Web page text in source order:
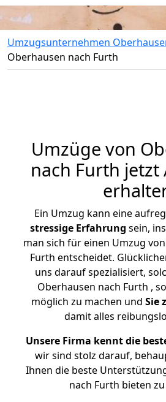
Umzugsunternehmen
Oberhausen nach Furth
Umzüge von
nach Furth jetzt
Ein Umzug kann eine
stressige Erfahrung sein,
man sich für einen Umzug
Furth entscheidet.
uns darauf spezialisiert,
Oberhausen nach Furth ,
möglich zu machen und Sie
damit alles
Unsere Firma kennt die
wir sind stolz darauf,
Ihnen die beste
nach Furth bieten